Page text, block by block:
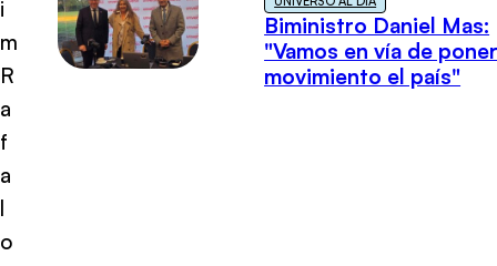
i
m
R
a
f
a
l
o
Biministro Daniel Mas:
"Vamos en vía de
movimiento el país"